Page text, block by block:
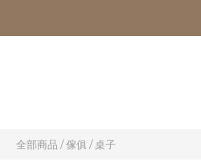
全部商品 /傢俱/桌子